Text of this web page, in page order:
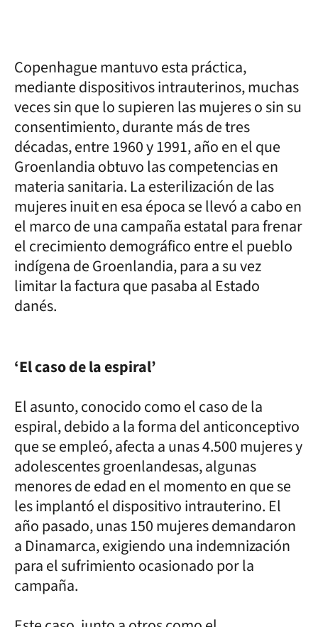
Copenhague mantuvo esta práctica,
mediante dispositivos intrauterinos, muchas
veces sin que lo supieren las mujeres o sin su
consentimiento, durante más de tres
décadas, entre 1960 y 1991, año en el que
Groenlandia obtuvo las competencias en
materia sanitaria. La esterilización de las
mujeres inuit en esa época se llevó a cabo en
el marco de una campaña estatal para frenar
el crecimiento demográfico entre el pueblo
indígena de Groenlandia, para a su vez
limitar la factura que pasaba al Estado
danés.
‘El caso de la espiral’
El asunto, conocido como el caso de la
espiral, debido a la forma del anticonceptivo
que se empleó, afecta a unas 4.500 mujeres y
adolescentes groenlandesas, algunas
menores de edad en el momento en que se
les implantó el dispositivo intrauterino. El
año pasado, unas 150 mujeres demandaron
a Dinamarca, exigiendo una indemnización
para el sufrimiento ocasionado por la
campaña.